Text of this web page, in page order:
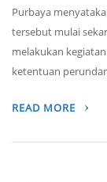
Purbaya
tersebut mulai
melakukan
ketentuan
READ MORE